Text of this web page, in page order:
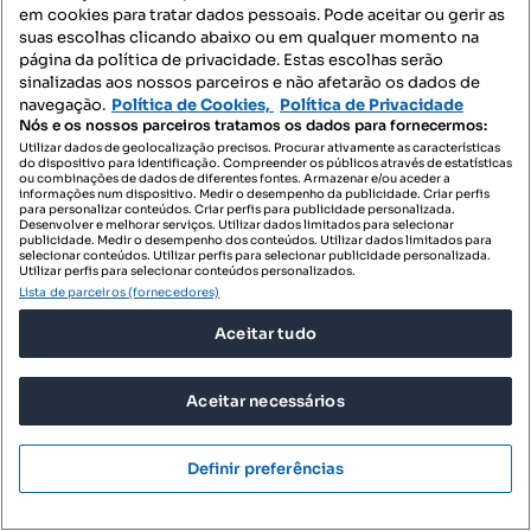
Casa de aldeia para remodelar
Alcoutim e Pereiro, Alcoutim, Faro
Tipologia
T2
Preço por metro quadrado
60 m²
Profissional
em cookies para tratar dados pessoais. Pode aceitar ou gerir as
suas escolhas clicando abaixo ou em qualquer momento na
página da política de privacidade. Estas escolhas serão
sinalizadas aos nossos parceiros e não afetarão os dados de
navegação. Política de Cookies, Política de Privacidade
Nós e os nossos parceiros tratamos os dados para fornecermos:
Utilizar dados de geolocalização precisos. Procurar ativamente as características
do dispositivo para identificação. Compreender os públicos através de estatísticas
ou combinações de dados de diferentes fontes. Armazenar e/ou aceder a
informações num dispositivo. Medir o desempenho da publicidade. Criar perfis
para personalizar conteúdos. Criar perfis para publicidade personalizada.
Desenvolver e melhorar serviços. Utilizar dados limitados para selecionar
publicidade. Medir o desempenho dos conteúdos. Utilizar dados limitados para
selecionar conteúdos. Utilizar perfis para selecionar publicidade personalizada.
Utilizar perfis para selecionar conteúdos personalizados.
Lista de parceiros (fornecedores)
Aceitar tudo
Aceitar necessários
Definir preferências